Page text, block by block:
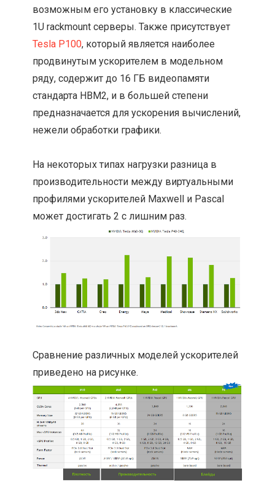
возможным его установку в классические
1U rackmount серверы. Также присутствует
Tesla P100, который является наиболее
продвинутым ускорителем в модельном
ряду, содержит до 16 ГБ видеопамяти
стандарта HBM2, и в большей степени
предназначается для ускорения вычислений,
нежели обработки графики.
На некоторых типах нагрузки разница в
производительности между виртуальными
профилями ускорителей Maxwell и Pascal
может достигать 2 с лишним раз.
Сравнение различных моделей ускорителей
приведено на рисунке.